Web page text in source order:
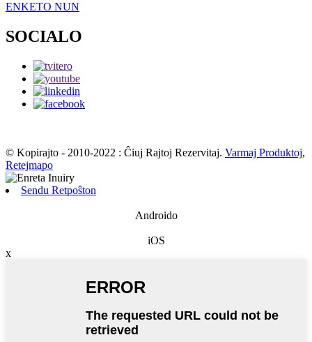
ENKETO NUN
SOCIALO
© Kopirajto - 2010-2022 : Ĉiuj Rajtoj Rezervitaj. Varmaj Produktoj,
Retejmapo
Sendu Retpoŝton
Androido
iOS
x